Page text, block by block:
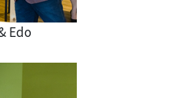
Edo